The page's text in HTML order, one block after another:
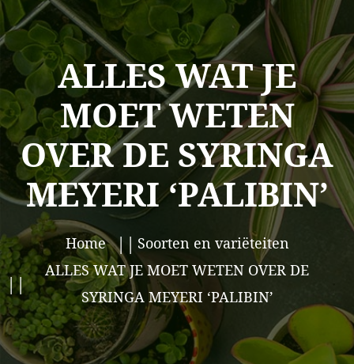
ALLES WAT JE
MOET WETEN
OVER DE SYRINGA
MEYERI ‘PALIBIN’
Home
Soorten en variëteiten
ALLES WAT JE MOET WETEN OVER DE
SYRINGA MEYERI ‘PALIBIN’